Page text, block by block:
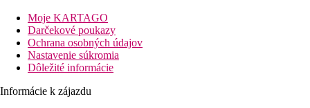
Vzdialenosť
pláž: 50 m, pri pláži
letisko: 35 km, Kerkyra
nákupné možnosti: 200 m, Sidari
Moje KARTAGO
Darčekové poukazy
Ochrana osobných údajov
Nastavenie súkromia
Dôležité informácie
Informácie k zájazdu